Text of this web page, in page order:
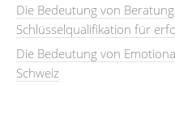
Die Bedeutung von
Schlüsselqualifikation für
Die Bedeutung von
Schweiz